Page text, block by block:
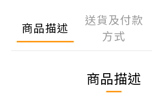
商品描述
送貨及付款
方式
商品描述